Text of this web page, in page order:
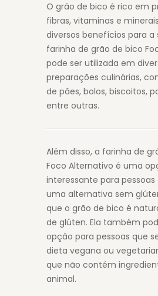
O grão de bico é rico em
fibras, vitaminas e
diversos benefícios para a
farinha de grão de bico
pode ser utilizada em
preparações culinárias,
de pães, bolos, biscoitos,
entre outras.
Além disso, a farinha de
Foco Alternativo é uma
interessante para
uma alternativa sem
que o grão de bico é
de glúten. Ela também
opção para pessoas que
dieta vegana ou
que não contém
animal.